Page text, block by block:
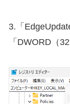
3.「
「DWORD（